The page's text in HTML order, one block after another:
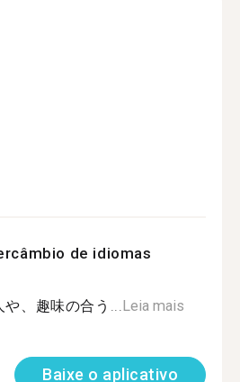
de idiomas
、趣味の合う... Leia mais
Baixe o aplicativo